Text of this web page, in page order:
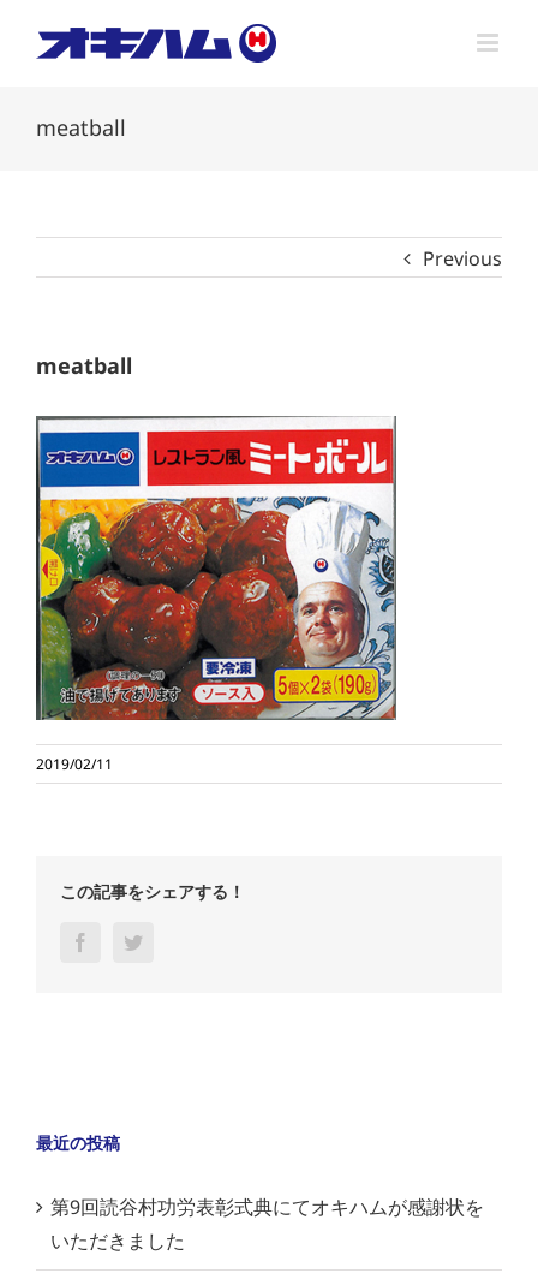
meatball
Previous
meatball
2019/02/11
この記事をシェアする！
Facebook
最近の投稿
第9回読谷村功労表彰式典にてオキハムが感謝状を
いただきました